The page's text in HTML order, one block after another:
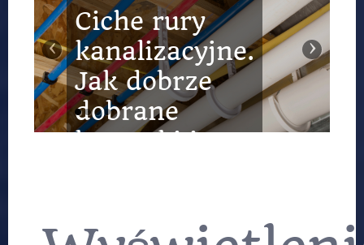
Ogrodzenia
kute –
klasyczna
elegancja,
która nie
›
‹